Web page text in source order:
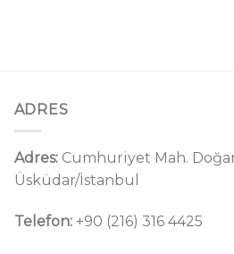
ADRES
Adres:Cumhuriyet Mah.
Üsküdar/İstanbul
Telefon:+90 (216) 316 4425